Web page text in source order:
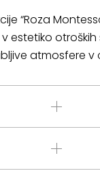
“Roza
estetiko
atmosfere v